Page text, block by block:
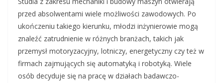
przed absolwentami wiele możliwości zawodowych. Po
ukończeniu takiego kierunku, młodzi inżynierowie mogą
znaleźć zatrudnienie w różnych branżach, takich jak
przemysł motoryzacyjny, lotniczy, energetyczny czy też w
firmach zajmujących się automatyką i robotyką. Wiele
osób decyduje się na pracę w działach badawczo-